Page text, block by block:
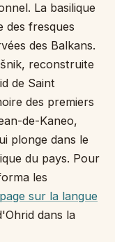
La basilique
des fresques
des Balkans.
reconstruite
de Saint
des premiers
de-Kaneo,
plonge dans le
du pays. Pour
les
page sur la langue
dans la